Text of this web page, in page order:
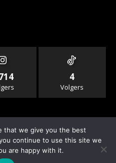
4
Volgers
that we give you the best
continue to use this site we
are happy with it.